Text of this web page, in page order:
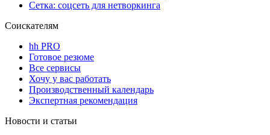
Сетка: соцсеть для нетворкинга
Соискателям
hh PRO
Готовое резюме
Все сервисы
Хочу у вас работать
Производственный календарь
Экспертная рекомендация
Новости и статьи